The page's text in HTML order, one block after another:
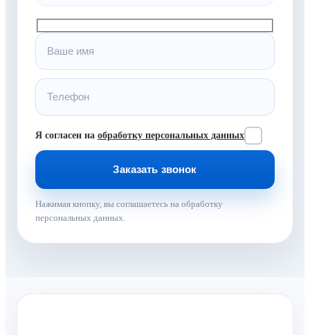
Я согласен на обработку персональных данных
Нажимая кнопку, вы соглашаетесь на обработку
персональных данных.